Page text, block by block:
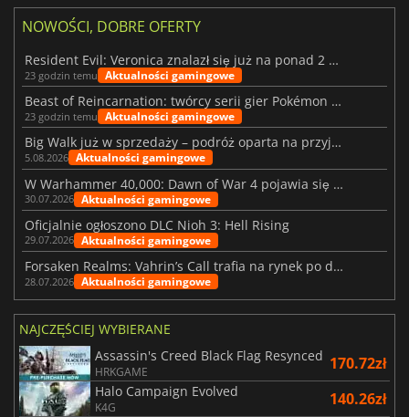
NOWOŚCI, DOBRE OFERTY
Resident Evil: Veronica znalazł się już na ponad 2 milionach list życzeń
23 godzin temu Aktualności gamingowe
Beast of Reincarnation: twórcy serii gier Pokémon wkraczają na nową ścieżkę
23 godzin temu Aktualności gamingowe
Big Walk już w sprzedaży – podróż oparta na przyjaźni
5.08.2026 Aktualności gamingowe
W Warhammer 40,000: Dawn of War 4 pojawia się frakcja Nekronów
30.07.2026 Aktualności gamingowe
Oficjalnie ogłoszono DLC Nioh 3: Hell Rising
29.07.2026 Aktualności gamingowe
Forsaken Realms: Vahrin’s Call trafia na rynek po dziesięciu latach prac
28.07.2026 Aktualności gamingowe
NAJCZĘŚCIEJ WYBIERANE
Assassin's Creed Black Flag Resynced
HRKGAME 170.72zł
Halo Campaign Evolved
K4G 140.26zł